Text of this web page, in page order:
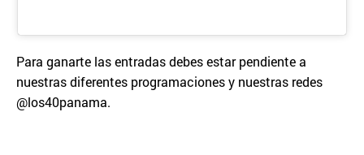
Para ganarte las entradas debes estar pendiente a
nuestras diferentes programaciones y nuestras redes
@los40panama.